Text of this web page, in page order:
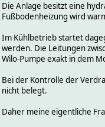
Die Anlage besitzt eine
Fußbodenheizung wird
Im Kühlbetrieb startet
werden. Die Leitungen
Wilo-Pumpe exakt in dem
Bei der Kontrolle der
nicht belegt.
Daher meine eigentliche